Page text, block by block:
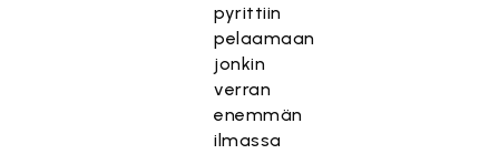
pyrittiin
pelaamaan
jonkin
verran
enemmän
ilmassa